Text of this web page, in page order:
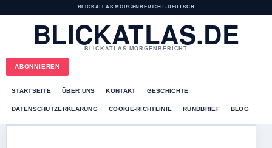
BLICKATLAS MORGENBERICHT• DEUTSCH
BLICKATLAS.DE
BLICKATLAS MORGENBERICHT
ABONNIEREN
STARTSEITE ÜBER UNS KONTAKT GESCHICHTE
DATENSCHUTZERKLÄRUNG COOKIE-RICHTLINIE RUNDBRIEF BLOG